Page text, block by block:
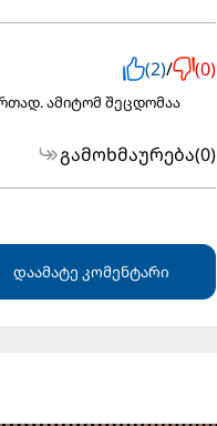
(2)/ (0)
ამიტომ შეცდომაა
გამოხმაურება(0)
დაამატე კომენტარი